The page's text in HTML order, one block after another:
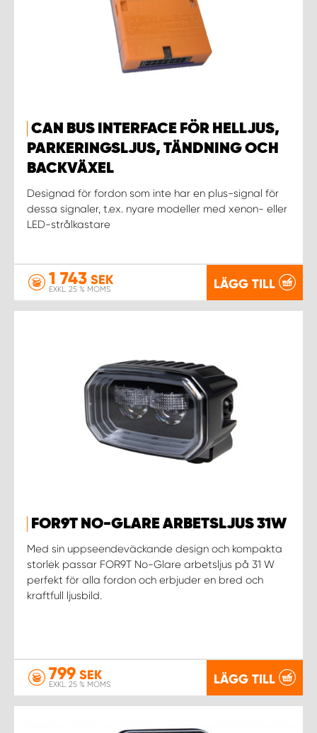
CAN BUS INTERFACE FÖR HELLJUS,
PARKERINGSLJUS, TÄNDNING OCH
BACKVÄXEL
Designad för fordon som inte har en plus-signal för
dessa signaler, t.ex. nyare modeller med xenon- eller
LED-strålkastare
1 743 SEK
EXKL. 25 % MOMS LÄGG TILL
FOR9T NO-GLARE ARBETSLJUS 31W
Med sin uppseendeväckande design och kompakta
storlek passar FOR9T No-Glare arbetsljus på 31 W
perfekt för alla fordon och erbjuder en bred och
kraftfull ljusbild.
799 SEK
EXKL. 25 % MOMS LÄGG TILL